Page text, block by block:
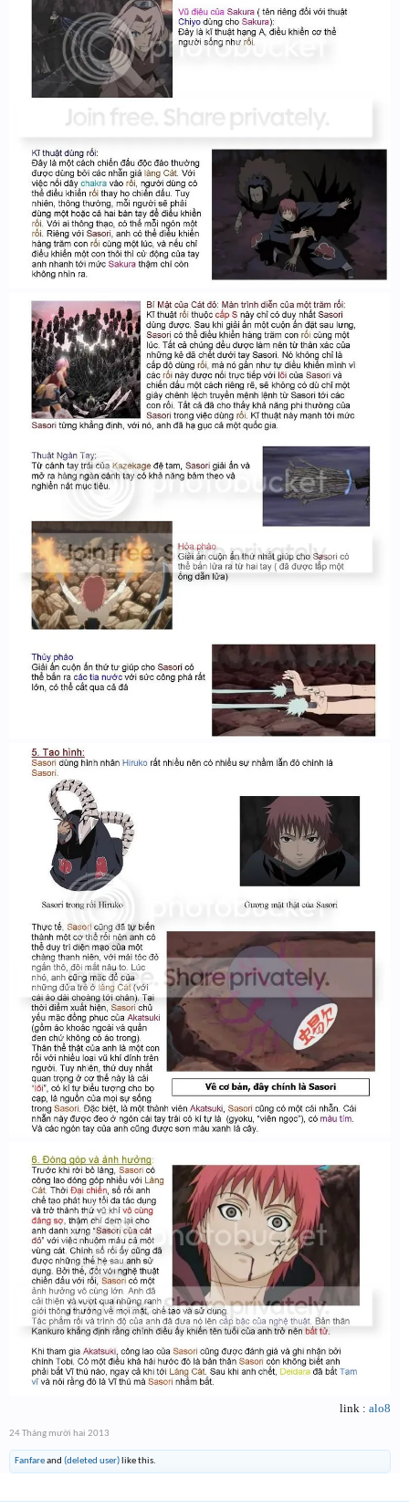
link : alo8
24 Tháng mười hai 2013
Fanfareand (deleted user) like this.